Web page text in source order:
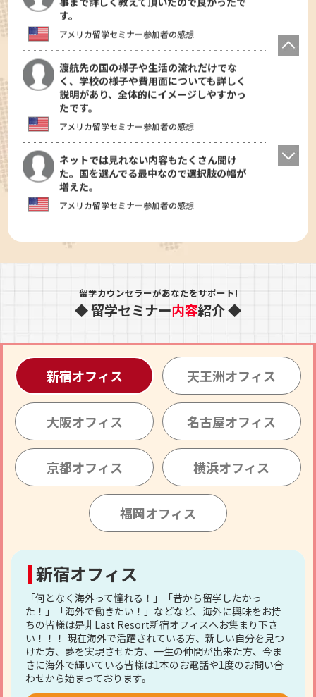
す。
アメリカ留学セミナー参加者の感想
渡航先の国の様子や生活の流れだけでな
く、学校の様子や費用面についても詳しく
説明があり、全体的にイメージしやすかっ
たです。
アメリカ留学セミナー参加者の感想
ネットでは見れない内容もたくさん聞け
た。国を選んでる最中なので選択肢の幅が
増えた。
アメリカ留学セミナー参加者の感想
現状を現地の方に教えていただけのがよか
ったです。
留学カウンセラーがあなたをサポート!
◆ 留学セミナー内容紹介 ◆
新宿オフィス 天王洲オフィス
大阪オフィス 名古屋オフィス
京都オフィス 横浜オフィス
福岡オフィス
新宿オフィス
「何となく海外って憧れる！」「昔から留学したかっ
た！」「海外で働きたい！」などなど、海外に興味をお持
ちの皆様は是非Last Resort新宿オフィスへお集まり下さ
い！！！ 現在海外で活躍されている方、新しい自分を見つ
けた方、夢を実現させた方、一生の仲間が出来た方、今ま
さに海外で輝いている皆様は1本のお電話や1度のお問い合
わせから始まっております。